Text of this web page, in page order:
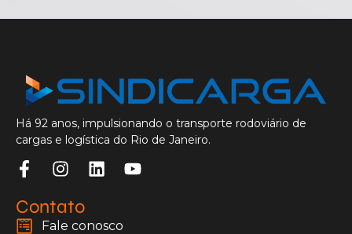
Há 92 anos, impulsionando o transporte rodoviário de
cargas e logística do Rio de Janeiro.
Contato
Fale conosco